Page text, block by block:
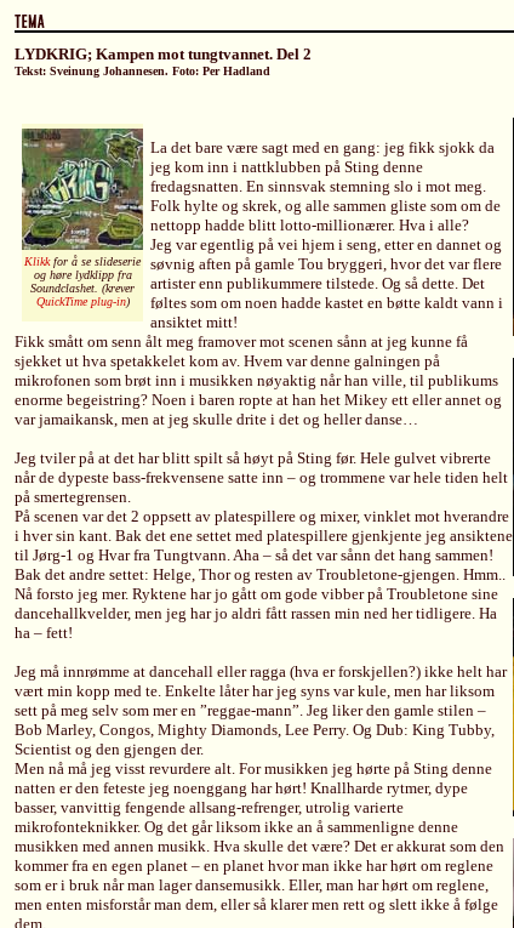
LYDKRIG; Kampen mot tungtvannet. Del 2
Tekst: Sveinung Johannesen. Foto: Per Hadland
Klikkfor å se slideserie
og høre lydklipp fra
Soundclashet. (krever
QuickTime plug-in)
La det bare være sagt med en gang: jeg fikk sjokk da
jeg kom inn i nattklubben på Sting denne
fredagsnatten. En sinnsvak stemning slo i mot meg.
Folk hylte og skrek, og alle sammen gliste som om de
nettopp hadde blitt lotto-millionærer. Hva i alle?
Jeg var egentlig på vei hjem i seng, etter en dannet og
søvnig aften på gamle Tou bryggeri, hvor det var flere
artister enn publikummere tilstede. Og så dette. Det
føltes som om noen hadde kastet en bøtte kaldt vann i
ansiktet mitt!
Fikk smått om senn ålt meg framover mot scenen sånn at jeg kunne få
sjekket ut hva spetakkelet kom av. Hvem var denne galningen på
mikrofonen som brøt inn i musikken nøyaktig når han ville, til publikums
enorme begeistring? Noen i baren ropte at han het Mikey ett eller annet og
var jamaikansk, men at jeg skulle drite i det og heller danse…
Jeg tviler på at det har blitt spilt så høyt på Sting før. Hele gulvet vibrerte
når de dypeste bass-frekvensene satte inn – og trommene var hele tiden helt
på smertegrensen.
På scenen var det 2 oppsett av platespillere og mixer, vinklet mot hverandre
i hver sin kant. Bak det ene settet med platespillere gjenkjente jeg ansiktene
til Jørg-1 og Hvar fra Tungtvann. Aha – så det var sånn det hang sammen!
Bak det andre settet: Helge, Thor og resten av Troubletone-gjengen. Hmm..
Nå forsto jeg mer. Ryktene har jo gått om gode vibber på Troubletone sine
dancehallkvelder, men jeg har jo aldri fått rassen min ned her tidligere. Ha
ha – fett!
Jeg må innrømme at dancehall eller ragga (hva er forskjellen?) ikke helt har
vært min kopp med te. Enkelte låter har jeg syns var kule, men har liksom
sett på meg selv som mer en ”reggae-mann”. Jeg liker den gamle stilen –
Bob Marley, Congos, Mighty Diamonds, Lee Perry. Og Dub: King Tubby,
Scientist og den gjengen der.
Men nå må jeg visst revurdere alt. For musikken jeg hørte på Sting denne
natten er den feteste jeg noenggang har hørt! Knallharde rytmer, dype
basser, vanvittig fengende allsang-refrenger, utrolig varierte
mikrofonteknikker. Og det går liksom ikke an å sammenligne denne
musikken med annen musikk. Hva skulle det være? Det er akkurat som den
kommer fra en egen planet – en planet hvor man ikke har hørt om reglene
som er i bruk når man lager dansemusikk. Eller, man har hørt om reglene,
men enten misforstår man dem, eller så klarer men rett og slett ikke å følge
dem.